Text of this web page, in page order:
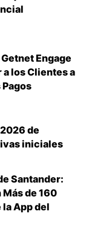
Engage
los Clientes a
de
iniciales
Santander:
de 160
la App del